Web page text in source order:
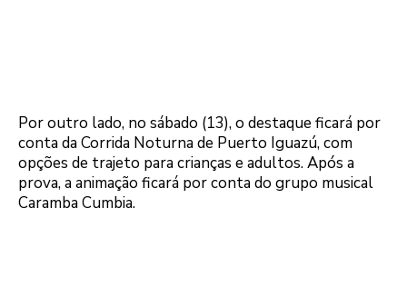
Por outro lado, no sábado (13), o destaque ficará por
conta da Corrida Noturna de Puerto Iguazú, com
opções de trajeto para crianças e adultos. Após a
prova, a animação ficará por conta do grupo musical
Caramba Cumbia.